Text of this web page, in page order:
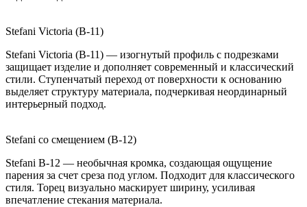
Stefani Victoria (B-11)
Stefani Victoria (B-11) — изогнутый профиль с подрезками
защищает изделие и дополняет современный и классический
стили. Ступенчатый переход от поверхности к основанию
выделяет структуру материала, подчеркивая неординарный
интерьерный подход.
Stefani со смещением (B-12)
Stefani B-12 — необычная кромка, создающая ощущение
парения за счет среза под углом. Подходит для классического
стиля. Торец визуально маскирует ширину, усиливая
впечатление стекания материала.